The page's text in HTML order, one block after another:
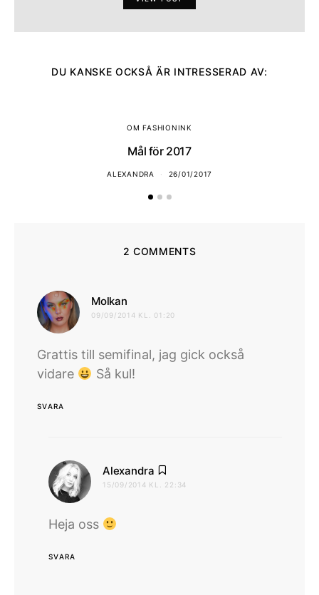
DU KANSKE OCKSÅ ÄR INTRESSERAD AV:
OM FASHIONINK
Mål för 2017
ALEXANDRA 26/01/2017
2 COMMENTS
Molkan
09/09/2014 KL. 01:20
Grattis till semifinal, jag gick också
vidare
Så kul!
SVARA
Alexandra
15/09/2014 KL. 22:34
Heja oss
SVARA